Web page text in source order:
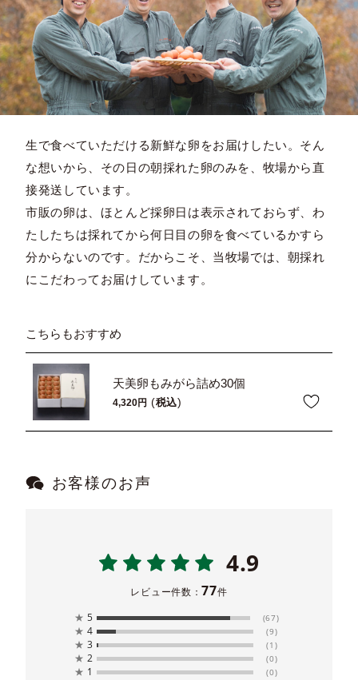
生で食べていただける新鮮な卵をお届けしたい。そん
な想いから、その日の朝採れた卵のみを、牧場から直
接発送しています。
市販の卵は、ほとんど採卵日は表示されておらず、わ
たしたちは採れてから何日目の卵を食べているかすら
分からないのです。だからこそ、当牧場では、朝採れ
にこだわってお届けしています。
こちらもおすすめ
天美卵もみがら詰め30個
4,320 税込
お客様のお声
4.9
レビュー件数：77件
★ 5 (67)
★ 4 (9)
★ 3 (1)
★ 2 (0)
★ 1 (0)